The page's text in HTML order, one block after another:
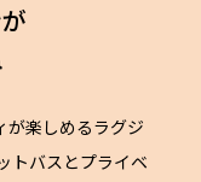
が楽しめるラグジ
トバスとプライベ